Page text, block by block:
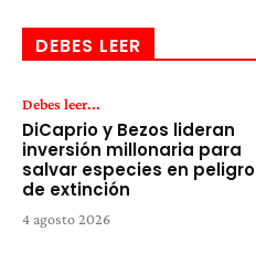
DEBES LEER
Debes leer...
DiCaprio y Bezos lideran
inversión millonaria para
salvar especies en peligro
de extinción
4 agosto 2026